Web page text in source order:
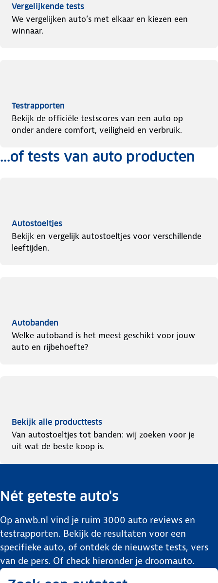
Vergelijkende tests
We vergelijken auto’s met elkaar en kiezen een
winnaar.
Testrapporten
Bekijk de officiële testscores van een auto op
onder andere comfort, veiligheid en verbruik.
...of tests van auto producten
Autostoeltjes
Bekijk en vergelijk autostoeltjes voor verschillende
leeftijden.
Autobanden
Welke autoband is het meest geschikt voor jouw
auto en rijbehoefte?
Bekijk alle producttests
Van autostoeltjes tot banden: wij zoeken voor je
uit wat de beste koop is.
Nét geteste auto's
Op anwb.nl vind je ruim 3000 auto reviews en
testrapporten. Bekijk de resultaten voor een
specifieke auto, of ontdek de nieuwste tests, vers
van de pers. Of check hieronder je droomauto.